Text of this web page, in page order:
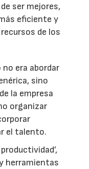
ser mejores,
eficiente y
de los
era abordar
sino
la empresa
organizar
el talento.
herramientas